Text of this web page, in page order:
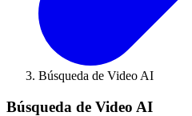
Búsqueda de Video AI
Búsqueda de Video AI